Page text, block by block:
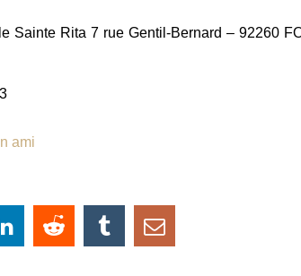
Sainte Rita 7 rue Gentil-Bernard – 92260
ami